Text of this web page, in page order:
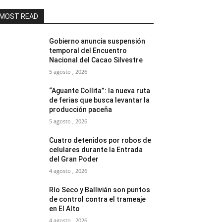
READ
Gobierno anuncia suspensión
temporal del Encuentro
Nacional del Cacao Silvestre
5 agosto , 2026
“Aguante Collita”: la nueva ruta
de ferias que busca levantar la
producción paceña
5 agosto , 2026
Cuatro detenidos por robos de
celulares durante la Entrada
del Gran Poder
4 agosto , 2026
Río Seco y Ballivián son puntos
de control contra el trameaje
en El Alto
4 agosto , 2026